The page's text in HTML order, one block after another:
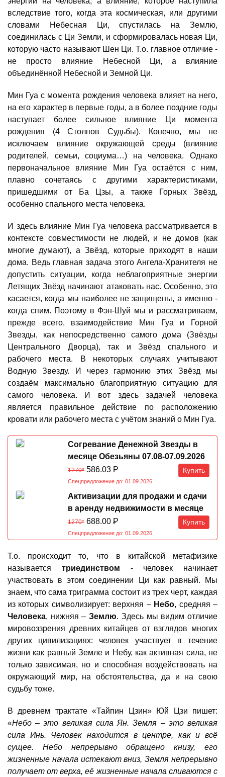
вследствие того, когда эта космическая, или другими
словами Небесная Ци, спустилась на Землю,
соединилась с Ци Земли, и сформировалась новая Ци,
которую часто называют Шен Ци. Т.о. главное отличие -
не просто влияние Небесной Ци, а влияние
объединённой Небесной и Земной Ци.
Мин Гуа с момента рождения человека влияет на него,
на его характер в первые годы, а в более поздние годы
наступает более сильное влияние Ци момента
рождения (4 Столпов Судьбы). Конечно, мы не
исключаем влияние окружающей среды (влияние
родителей, семьи, социума…) на человека. Однако
первоначальное влияние Мин Гуа остаётся с ним,
плавно сочетаясь с другими характеристиками,
пришедшими от Ба Цзы, а также Горных Звёзд,
особенно спального места человека.
И здесь влияние Мин Гуа человека рассматривается в
контексте совместимости не людей, и не домов (как
многие думают), а Звёзд, которые приходят в наши
дома. Ведь главная задача этого Ангела-Хранителя не
допустить ситуации, когда неблагоприятные энергии
Летящих Звёзд начинают атаковать нас. Особенно, это
касается, когда мы наиболее не защищены, а именно -
когда спим. Поэтому в Фэн-Шуй мы и рассматриваем,
прежде всего, взаимодействие Мин Гуа и Горной
Звезды, как непосредственно самого дома (Звёзды
Центрального Дворца), так и Звёзд спального и
рабочего места. В некоторых случаях учитывают
Водную Звезду. И через гармонию этих Звёзд мы
создаём максимально благоприятную ситуацию для
самого человека. И вот здесь задачей человека
является правильное действие по расположению
кровати или рабочего места с учётом знаний о Мин Гуа.
Согревание Денежной Звезды в
месяце Обезьяны 07.08-07.09.2026
1270* 586.03 Р Купить
Спецпредложение до: 01.09.2026
Активизации для продажи и сдачи
в аренду недвижимости в месяце
Обезьяны 07.08-07.09.2026
1270* 688.00 Р Купить
Спецпредложение до: 01.09.2026
Т.о. происходит то, что в китайской метафизике
называется триединством - человек начинает
участвовать в этом соединении Ци как равный. Мы
знаем, что сама триграмма состоит из трех черт, каждая
из которых символизирует: верхняя – Небо, средняя –
Человека, нижняя –Землю. Здесь мы видим отличие
мировоззрения древних китайцев от взглядов многих
других цивилизациях: человек участвует в течение
жизни как равный Земле и Небу, как активная сила, не
только зависимая, но и способная воздействовать на
окружающий мир, на обстоятельства, да и на свою
судьбу тоже.
В древнем трактате «Тайпин Цзин» Юй Цзи пишет:
«Небо – это великая сила Ян. Земля – это великая
сила Инь. Человек находится в центре, как и всё
сущее. Небо непрерывно обращено книзу, его
жизненные начала истекают вниз, Земля непрерывно
получает от верха, её жизненные начала сливаются с